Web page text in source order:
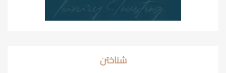
شناختن